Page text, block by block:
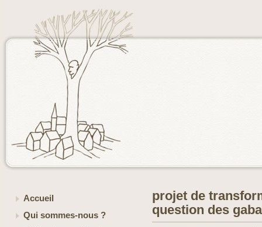
Accueil
Qui sommes-nous ?
projet de
question des